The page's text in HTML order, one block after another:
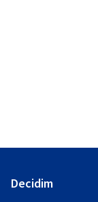
Decidim